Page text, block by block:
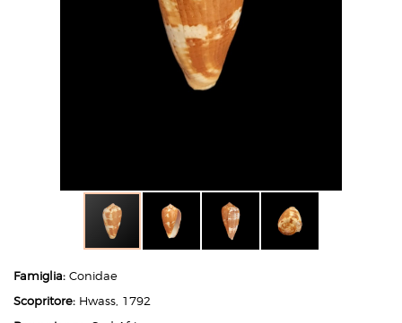
Famiglia: Conidae
Scopritore: Hwass, 1792